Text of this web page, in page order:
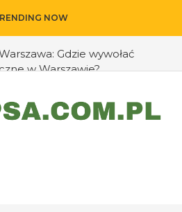
NOW
Gdzie wywołać
w Warszawie?
swojego psa: rady eksperta
psa?